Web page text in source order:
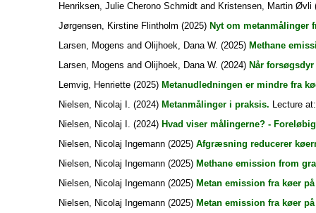
Henriksen, Julie Cherono Schmidt and Kristensen, Martin Øvli
Jørgensen, Kirstine Flintholm (2025) Nyt om metanmålinger
Larsen, Mogens andOlijhoek, Dana W. (2025) Methane
Larsen, Mogens andOlijhoek, Dana W. (2024) Når
Lemvig, Henriette (2025) Metanudledningen er mindre fra
Nielsen, Nicolaj I. (2024) Metanmålinger i praksis. Lecture at:
Nielsen, Nicolaj I. (2024) Hvad viser målingerne? -
Nielsen, Nicolaj Ingemann (2025)Afgræsning reducerer
Nielsen, Nicolaj Ingemann (2025) Methane emission from
Nielsen, Nicolaj Ingemann (2025) Metan emission fra køer
Nielsen, Nicolaj Ingemann (2025) Metan emission fra køer